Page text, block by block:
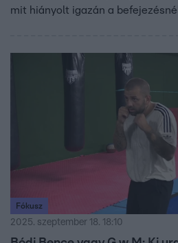
mit hiányolt igazán a
Fókusz
2025. szeptember 18. 18:10